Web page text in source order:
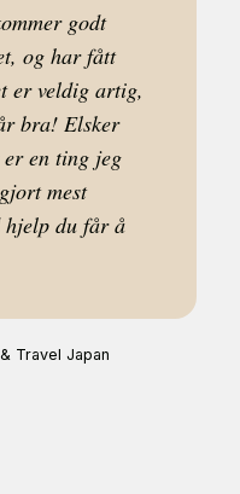
å søke visum
med at du må reise
etter at visum er
for
uker å ordne alle
i forkant, så derfor
på ca 4 måneder før
også
du er innom på
godt
og har fått
er veldig artig,
bra! Elsker
en ting jeg
mest
du får å
Travel Japan